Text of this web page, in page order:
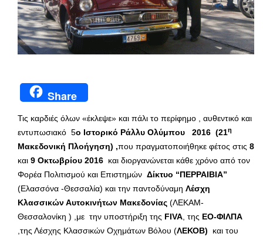
Share
Τις καρδιές όλων «έκλεψε» και πάλι το περίφημο , αυθεντικό και
εντυπωσιακό 5ο Ιστορικό Ράλλυ Ολύμπου 2016 (21η
Μακεδονική Πλοήγηση) ,που πραγματοποιήθηκε φέτος στις 8
και 9 Οκτωβρίου 2016 και διοργανώνεται κάθε χρόνο από τον
Φορέα Πολιτισμού και Επιστημών Δίκτυο “ΠΕΡΡΑΙΒΙΑ”
(Ελασσόνα -Θεσσαλία) και την παντοδύναμη Λέσχη
Κλασσικών Αυτοκινήτων Μακεδονίας (ΛΕΚΑΜ-
Θεσσαλονίκη ) ,με την υποστήριξη της FIVA, της ΕΟ-ΦΙΛΠΑ
,της Λέσχης Κλασσικών Οχημάτων Βόλου (ΛΕΚΟΒ)
και του